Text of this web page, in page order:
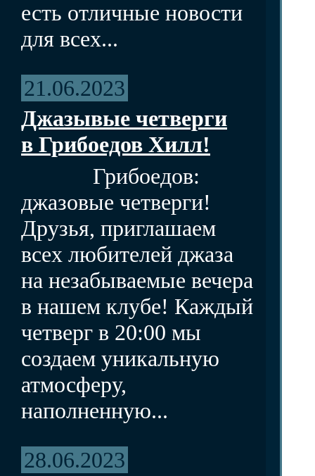
есть отличные новости
для всех...
21.06.2023
Джазывые четверги
в Грибоедов Хилл!
Грибоедов:
джазовые четверги!
Друзья, приглашаем
всех любителей джаза
на незабываемые вечера
в нашем клубе! Каждый
четверг в 20:00 мы
создаем уникальную
атмосферу,
наполненную...
28.06.2023